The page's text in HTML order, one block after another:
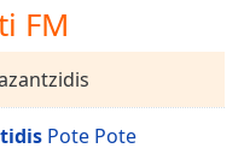
FM
Pote Pote